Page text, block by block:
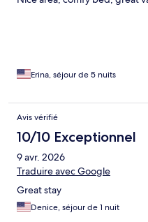
Erina, séjour de 5 nuits
Avis vérifié
10/10 Exceptionnel
9 avr. 2026
Traduire avec Google
Great stay
Denice, séjour de 1 nuit